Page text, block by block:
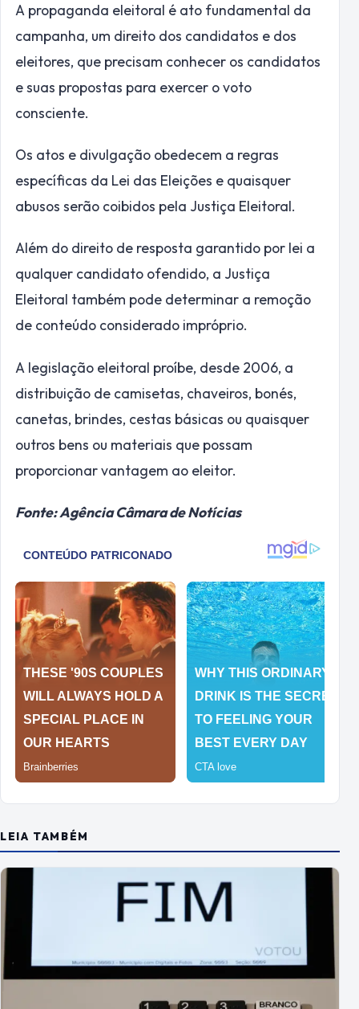
A propaganda eleitoral é ato fundamental da
campanha, um direito dos candidatos e dos
eleitores, que precisam conhecer os candidatos
e suas propostas para exercer o voto
consciente.
Os atos e divulgação obedecem a regras
específicas da Lei das Eleições e quaisquer
abusos serão coibidos pela Justiça Eleitoral.
Além do direito de resposta garantido por lei a
qualquer candidato ofendido, a Justiça
Eleitoral também pode determinar a remoção
de conteúdo considerado impróprio.
A legislação eleitoral proíbe, desde 2006, a
distribuição de camisetas, chaveiros, bonés,
canetas, brindes, cestas básicas ou quaisquer
outros bens ou materiais que possam
proporcionar vantagem ao eleitor.
Fonte: Agência Câmara de Notícias
LEIA TAMBÉM